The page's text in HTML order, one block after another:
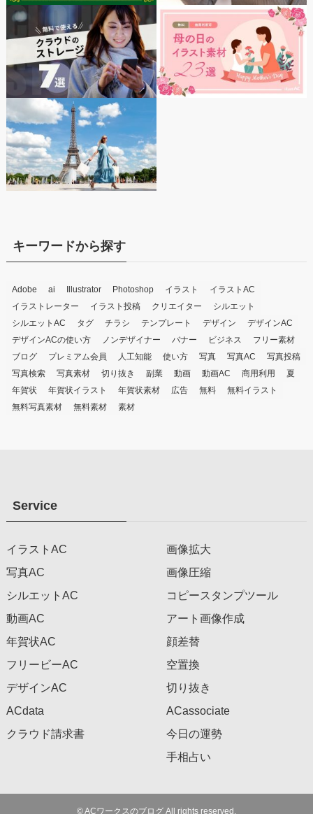
キーワードから探す
Adobe ai Illustrator Photoshop イラスト
イラストAC
イラストレーター
イラスト投稿 クリエイター
シルエット
シルエットAC
タグ チラシ テンプレート デザイン
デザインAC
デザインACの使い方
ノンデザイナー バナー ビジネス
フリー素材
ブログ
プレミアム会員 人工知能 使い方 写真 写真AC
写真投稿
写真検索
写真素材 切り抜き 副業 動画 動画AC 商用利用
夏
年賀状
年賀状イラスト 年賀状素材 広告 無料
無料イラスト
無料写真素材
無料素材 素材
Service
イラストAC
写真AC
シルエットAC
動画AC
年賀状AC
フリービーAC
デザインAC
ACdata
クラウド請求書
画像拡大
画像圧縮
コピースタンプツール
アート画像作成
顔差替
空置換
切り抜き
ACassociate
今日の運勢
手相占い
©ACワークスのブログ All rights reserved.